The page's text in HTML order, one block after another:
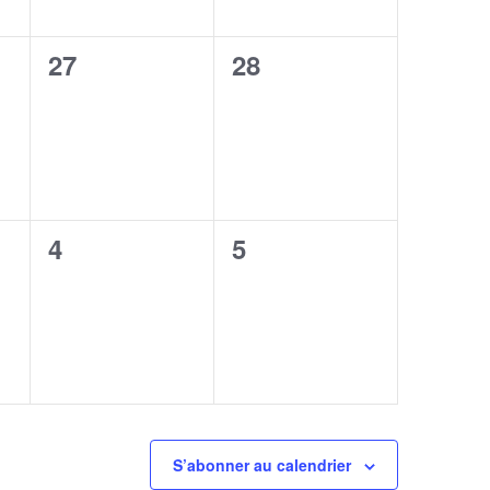
0
27
0
28
0
4
0
5
S’abonner au calendrier